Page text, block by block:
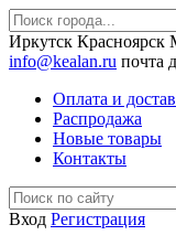
Иркутск Красноярск
info@kealan.ru почта
Оплата и
Распродажа
Новые товары
Контакты
Вход Регистрация